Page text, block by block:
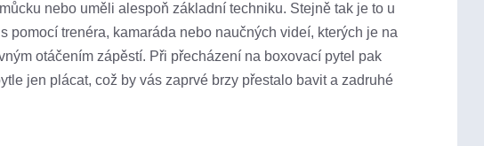
nebo uměli alespoň základní techniku. Stejně tak je to u
s pomocí trenéra, kamaráda nebo naučných videí, kterých je na
otáčením zápěstí. Při přecházení na boxovací pytel pak
jen plácat, což by vás zaprvé brzy přestalo bavit a zadruhé